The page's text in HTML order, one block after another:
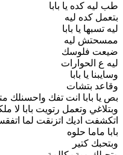
طب ليه كده يا بابا
بتعمل كده ليه
ليه تسبها يا بابا
ممسحتش ليه
ضيعت فلوسك
ليه ع الحوارات
وسايبنا يا بابا
وقاعد بتشات
بص يا بابا انت تفك واحسنلك
وبتلاغي وتعمل رتويت بابا لا
اتكشفت اديك اتزنقت لما
بابا ماما حلوه
وبتحبك كتير